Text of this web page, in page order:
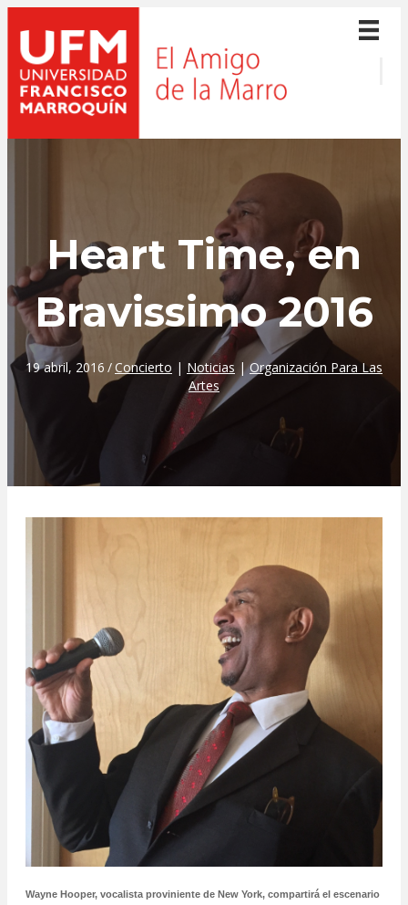
Heart Time, en
Bravissimo 2016
19 abril, 2016 /Concierto | Noticias |Organización Para Las
Artes
Wayne Hooper, vocalista proviniente de New York, compartirá el escenario